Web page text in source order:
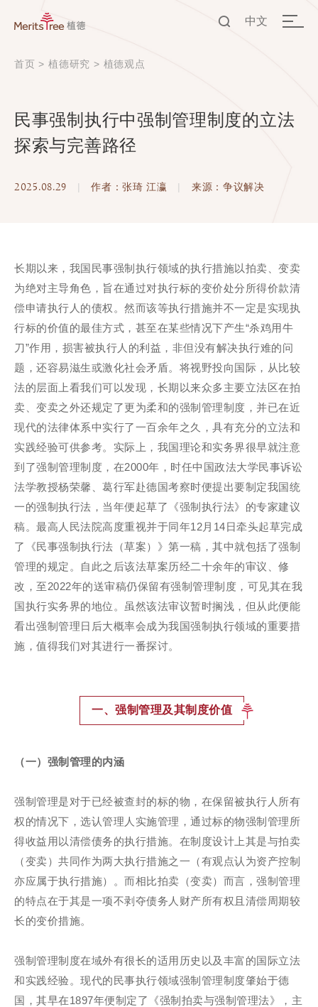
中文
首页 > 植德研究 > 植德观点
民事强制执行中强制管理制度的立法
探索与完善路径
2025.08.29 | 作者：张琦 江瀛 | 来源：争议解决
长期以来，我国民事强制执行领域的执行措施以拍卖、变卖
为绝对主导角色，旨在通过对执行标的变价处分所得价款清
偿申请执行人的债权。然而该等执行措施并不一定是实现执
行标的价值的最佳方式，甚至在某些情况下产生“杀鸡用牛
刀”作用，损害被执行人的利益，非但没有解决执行难的问
题，还容易滋生或激化社会矛盾。将视野投向国际，从比较
法的层面上看我们可以发现，长期以来众多主要立法区在拍
卖、变卖之外还规定了更为柔和的强制管理制度，并已在近
现代的法律体系中实行了一百余年之久，具有充分的立法和
实践经验可供参考。实际上，我国理论和实务界很早就注意
到了强制管理制度，在2000年，时任中国政法大学民事诉讼
法学教授杨荣馨、葛行军赴德国考察时便提出要制定我国统
一的强制执行法，当年便起草了《强制执行法》的专家建议
稿。最高人民法院高度重视并于同年12月14日牵头起草完成
了《民事强制执行法（草案）》第一稿，其中就包括了强制
管理的规定。自此之后该法草案历经二十余年的审议、修
改，至2022年的送审稿仍保留有强制管理制度，可见其在我
国执行实务界的地位。虽然该法审议暂时搁浅，但从此便能
看出强制管理日后大概率会成为我国强制执行领域的重要措
施，值得我们对其进行一番探讨。
一、强制管理及其制度价值
（一）强制管理的内涵
强制管理是对于已经被查封的标的物，在保留被执行人所有
权的情况下，选认管理人实施管理，通过标的物强制管理所
得收益用以清偿债务的执行措施。在制度设计上其是与拍卖
（变卖）共同作为两大执行措施之一（有观点认为资产控制
亦应属于执行措施）。而相比拍卖（变卖）而言，强制管理
的特点在于其是一项不剥夺债务人财产所有权且清偿周期较
长的变价措施。
强制管理制度在域外有很长的适用历史以及丰富的国际立法
和实践经验。现代的民事执行领域强制管理制度肇始于德
国，其早在1897年便制定了《强制拍卖与强制管理法》，主